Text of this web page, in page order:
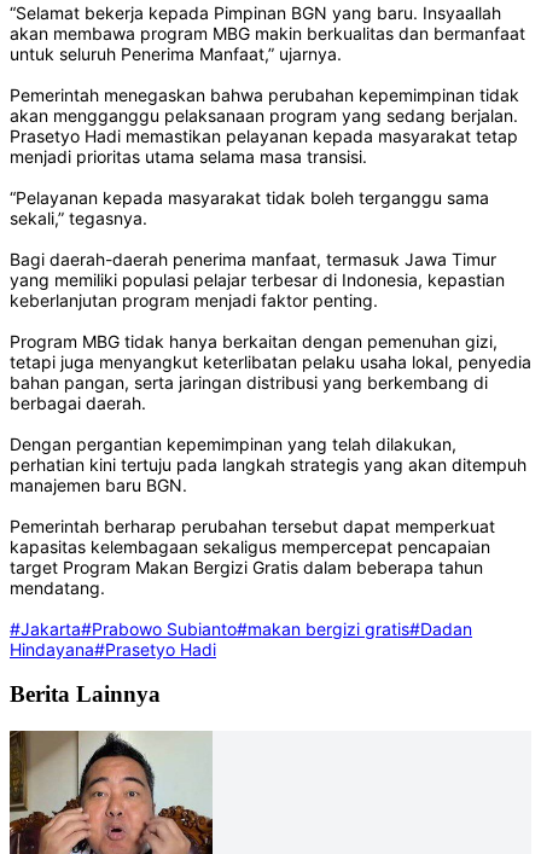
“Selamat bekerja kepada Pimpinan BGN yang baru. Insyaallah
akan membawa program MBG makin berkualitas dan bermanfaat
untuk seluruh Penerima Manfaat,” ujarnya.
Pemerintah menegaskan bahwa perubahan kepemimpinan tidak
akan mengganggu pelaksanaan program yang sedang berjalan.
Prasetyo Hadi memastikan pelayanan kepada masyarakat tetap
menjadi prioritas utama selama masa transisi.
“Pelayanan kepada masyarakat tidak boleh terganggu sama
sekali,” tegasnya.
Bagi daerah-daerah penerima manfaat, termasuk Jawa Timur
yang memiliki populasi pelajar terbesar di Indonesia, kepastian
keberlanjutan program menjadi faktor penting.
Program MBG tidak hanya berkaitan dengan pemenuhan gizi,
tetapi juga menyangkut keterlibatan pelaku usaha lokal, penyedia
bahan pangan, serta jaringan distribusi yang berkembang di
berbagai daerah.
Dengan pergantian kepemimpinan yang telah dilakukan,
perhatian kini tertuju pada langkah strategis yang akan ditempuh
manajemen baru BGN.
Pemerintah berharap perubahan tersebut dapat memperkuat
kapasitas kelembagaan sekaligus mempercepat pencapaian
target Program Makan Bergizi Gratis dalam beberapa tahun
mendatang.
#Jakarta#Prabowo Subianto#makan bergizi gratis#Dadan
Hindayana#Prasetyo Hadi
Berita Lainnya